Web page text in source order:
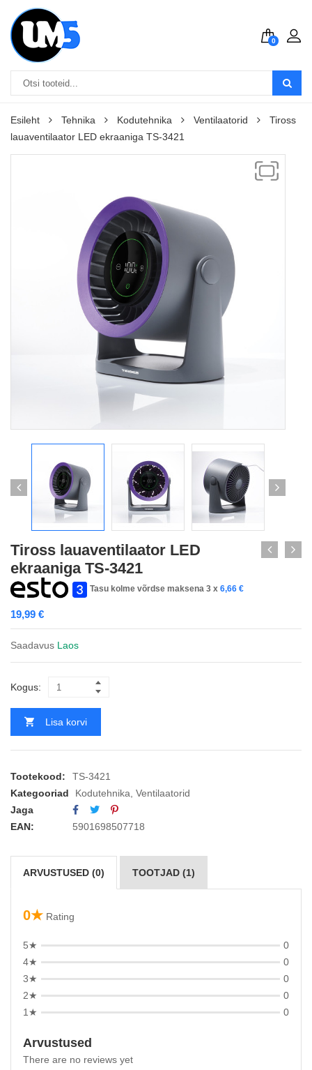
0
Esileht Tehnika Kodutehnika Ventilaatorid
Tiross
lauaventilaator LED ekraaniga TS-3421
Tiross lauaventilaator LED
ekraaniga TS-3421
Tasu kolme võrdse maksena 3 x 6,66 €
19,99 €
Saadavus Laos
Kogus:
Lisa korvi
Tootekood:
TS-3421
Kategooriad
Kodutehnika Ventilaatorid
Jaga
EAN:
5901698507718
ARVUSTUSED (0) TOOTJAD (1)
0★ Rating
5★
0
4★
0
3★
0
2★
0
1★
0
Arvustused
There are no reviews yet